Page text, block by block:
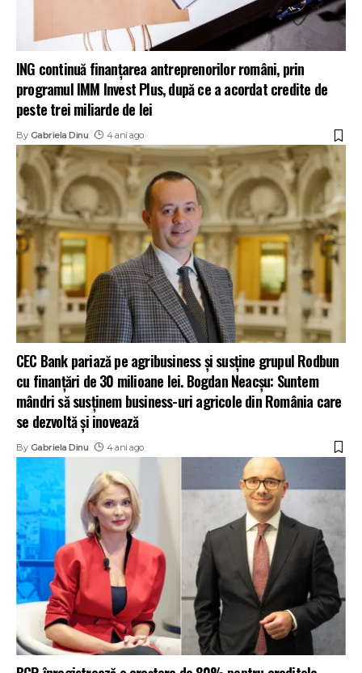
ING continuă finanțarea antreprenorilor români, prin
programul IMM Invest Plus, după ce a acordat credite de
peste trei miliarde de lei
By Gabriela Dinu 4 ani ago
CEC Bank pariază pe agribusiness și susține grupul Rodbun
cu finanțări de 30 milioane lei. Bogdan Neacșu: Suntem
mândri să susținem business-uri agricole din România care
se dezvoltă și inovează
By Gabriela Dinu 4 ani ago